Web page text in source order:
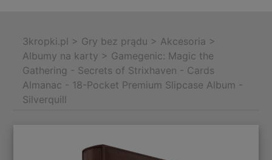
3kropki.pl > Gry bez prądu > Akcesoria >
Albumy na karty > Gamegenic: Magic the
Gathering - Secrets of Strixhaven - Cards
Almanac - 18-Pocket Premium Slipcase Album -
Silverquill